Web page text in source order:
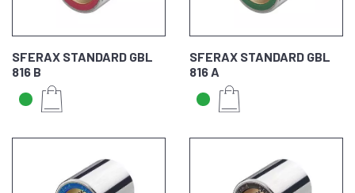
SFERAX STANDARD GBL
816 B
SFERAX STANDARD GBL
816 A